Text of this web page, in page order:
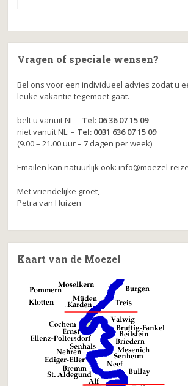
Vragen of speciale wensen?
Bel ons voor een individueel advies zodat u
leuke vakantie tegemoet gaat.
belt u vanuit NL – Tel: 06 36 07 15 09
niet vanuit NL: – Tel: 0031 636 07 15 09
(9.00 – 21.00 uur – 7 dagen per week)
Emailen kan natuurlijk ook: info@moezel-
Met vriendelijke groet,
Petra van Huizen
Kaart van de Moezel